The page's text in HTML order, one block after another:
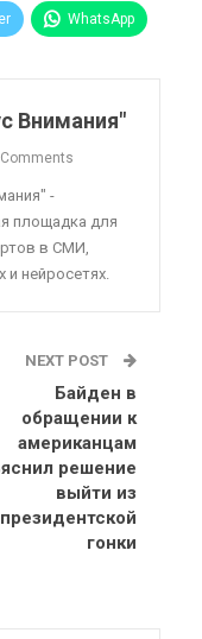
WhatsApp
Внимания"
-
площадка для
в СМИ,
и нейросетях.
NEXT POST
Байден в
обращении к
американцам
решение
выйти из
президентской
гонки